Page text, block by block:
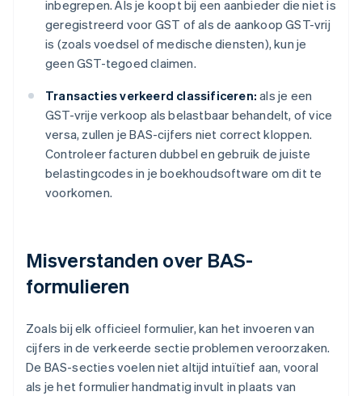
inbegrepen. Als je koopt bij een aanbieder die niet is
geregistreerd voor GST of als de aankoop GST-vrij
is (zoals voedsel of medische diensten), kun je
geen GST-tegoed claimen.
Transacties verkeerd classificeren: als je een
GST-vrije verkoop als belastbaar behandelt, of vice
versa, zullen je BAS-cijfers niet correct kloppen.
Controleer facturen dubbel en gebruik de juiste
belastingcodes in je boekhoudsoftware om dit te
voorkomen.
Misverstanden over BAS-
formulieren
Zoals bij elk officieel formulier, kan het invoeren van
cijfers in de verkeerde sectie problemen veroorzaken.
De BAS-secties voelen niet altijd intuïtief aan, vooral
als je het formulier handmatig invult in plaats van